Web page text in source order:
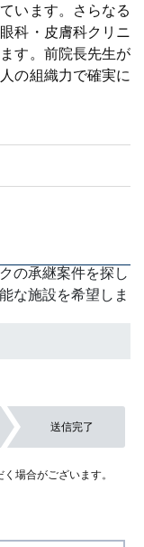
います。さらなる
科・皮膚科クリニ
す。前院長先生が
の組織力で確実に
の承継案件を探し
な施設を希望しま
す。
送信完了
場合がございます。